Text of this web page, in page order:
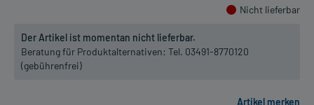
Nicht lieferbar
Der Artikel ist momentan nicht lieferbar.
Beratung für Produktalternativen: Tel. 03491-8770120
(gebührenfrei)